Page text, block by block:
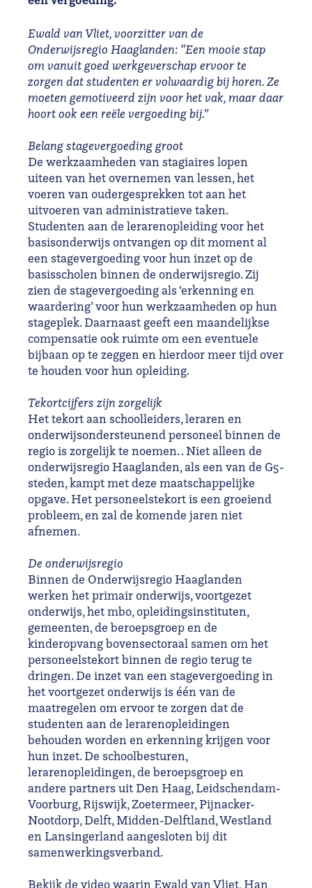
Ewald van Vliet, voorzitter van de
Onderwijsregio Haaglanden: “Een mooie stap
om vanuit goed werkgeverschap ervoor te
zorgen dat studenten er volwaardig bij horen. Ze
moeten gemotiveerd zijn voor het vak, maar daar
hoort ook een reële vergoeding bij.”
Belang stagevergoeding groot
De werkzaamheden van stagiaires lopen
uiteen van het overnemen van lessen, het
voeren van oudergesprekken tot aan het
uitvoeren van administratieve taken.
Studenten aan de lerarenopleiding voor het
basisonderwijs ontvangen op dit moment al
een stagevergoeding voor hun inzet op de
basisscholen binnen de onderwijsregio. Zij
zien de stagevergoeding als ‘erkenning en
waardering’ voor hun werkzaamheden op hun
stageplek. Daarnaast geeft een maandelijkse
compensatie ook ruimte om een eventuele
bijbaan op te zeggen en hierdoor meer tijd over
te houden voor hun opleiding.
Tekortcijfers zijn zorgelijk
Het tekort aan schoolleiders, leraren en
onderwijsondersteunend personeel binnen de
regio is zorgelijk te noemen. . Niet alleen de
onderwijsregio Haaglanden, als een van de G5-
steden, kampt met deze maatschappelijke
opgave. Het personeelstekort is een groeiend
probleem, en zal de komende jaren niet
afnemen.
De onderwijsregio
Binnen de Onderwijsregio Haaglanden
werken het primair onderwijs, voortgezet
onderwijs, het mbo, opleidingsinstituten,
gemeenten, de beroepsgroep en de
kinderopvang bovensectoraal samen om het
personeelstekort binnen de regio terug te
dringen. De inzet van een stagevergoeding in
het voortgezet onderwijs is één van de
maatregelen om ervoor te zorgen dat de
studenten aan de lerarenopleidingen
behouden worden en erkenning krijgen voor
hun inzet. De schoolbesturen,
lerarenopleidingen, de beroepsgroep en
andere partners uit Den Haag, Leidschendam-
Voorburg, Rijswijk, Zoetermeer, Pijnacker-
Nootdorp, Delft, Midden-Delftland, Westland
en Lansingerland aangesloten bij dit
samenwerkingsverband.
Bekijk de video waarin Ewald van Vliet, Han